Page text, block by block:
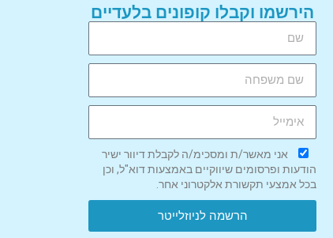
הירשמו וקבלו קופונים בלעדיים
אני מאשר/ת ומסכימ/ה לקבלת דיוור ישיר
הודעות ופרסומים שיווקיים באמצעות דוא"ל, וכן
בכל אמצעי תקשורת אלקטרוני אחר.
הרשמה לניוזלייטר